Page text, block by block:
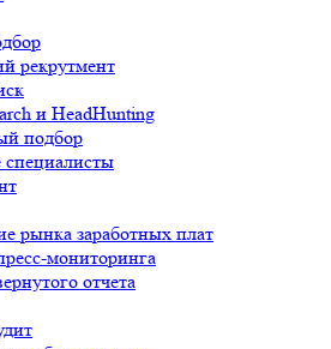
рекрутмент
и HeadHunting
подбор
рынка заработных плат
мониторинга
отчета